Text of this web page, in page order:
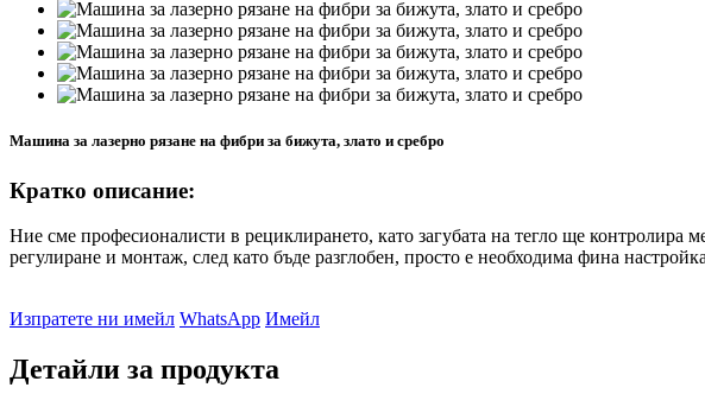
Машина за лазерно рязане на фибри за бижута, злато и сребро
Кратко описание:
Ние сме професионалисти в рециклирането, като загубата на тегло ще контролира
регулиране и монтаж, след като бъде разглобен, просто е необходима фина
Изпратете ни имейл WhatsApp Имейл
Детайли за продукта